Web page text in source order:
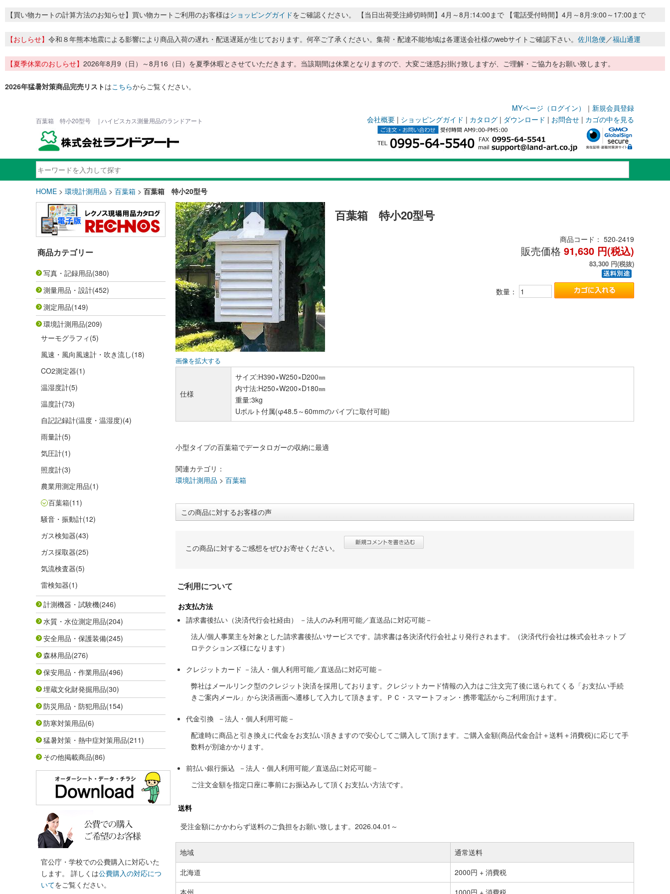
【買い物カートの計算方法のお知らせ】買い物カートご利用のお客様はショッピングガイドをご確認ください。 【当日出荷受注締切時間】4月～8月:14:00まで 【電話受付時間】4月～8月:9:00～17:00まで
【おしらせ】 令和８年熊本地震による影響により商品入荷の遅れ・配送遅延が生じております。何卒ご了承ください。集荷・配達不能地域は各運送会社様のwebサイトご確認下さい。 佐川急便／福山通運
【夏季休業のおしらせ】 2026年8月9（日）～8月16（日）を夏季休暇とさせていただきます。当該期間は休業となりますので、大変ご迷惑お掛け致しますが、ご理解・ご協力をお願い致します。
2026年猛暑対策商品完売リストはこちらからご覧ください。
MYページ（ログイン） ｜ 新規会員登録
百葉箱 特小20型号 | ハイビスカス測量用品のランドアート 会社概要 | ショッピングガイド | カタログ | ダウンロード | お問合せ | カゴの中を見る
HOME > 環境計測用品 > 百葉箱 > 百葉箱 特小20型号
商品カテゴリー
写真・記録用品(380)
測量用品・設計(452)
測定用品(149)
環境計測用品(209)
サーモグラフィ (5)
風速・風向風速計・吹き流し(18)
CO2測定器(1)
温湿度計(5)
温度計(73)
自記記録計(温度・温湿度)(4)
雨量計(5)
気圧計(1)
照度計(3)
農業用測定用品(1)
百葉箱(11)
騒音・振動計(12)
ガス検知器(43)
ガス採取器(25)
気流検査器(5)
雷検知器(1)
計測機器・試験機(246)
水質・水位測定用品(204)
安全用品・保護装備(245)
森林用品(276)
保安用品・作業用品(496)
埋蔵文化財発掘用品(30)
防災用品・防犯用品(154)
防寒対策用品(6)
猛暑対策・熱中症対策用品(211)
その他掲載商品(86)
官公庁・学校での公費購入に対応いた
します。 詳しくは公費購入の対応につ
いてをご覧ください。
画像を拡大する
百葉箱 特小20型号
商品コード： 520-2419
販売価格 91,630 円(税込)
83,300 円(税抜)
数量：
仕様
サイズ:H390×W250×D200㎜
内寸法:H250×W200×D180㎜
重量:3kg
Uボルト付属(φ48.5～60mmのパイプに取付可能)
小型タイプの百葉箱でデータロガーの収納に最適
関連カテゴリ：
環境計測用品 > 百葉箱
この商品に対するお客様の声
この商品に対するご感想をぜひお寄せください。
ご利用について
お支払方法
請求書後払い（決済代行会社経由） －法人のみ利用可能／直送品に対応可能－
法人/個人事業主を対象とした請求書後払いサービスです。請求書は各決済代行会社より発行されます。（決済代行会社は株式会社ネットプ
ロテクションズ様になります）
クレジットカード －法人・個人利用可能／直送品に対応可能－
弊社はメールリンク型のクレジット決済を採用しております。クレジットカード情報の入力はご注文完了後に送られてくる「お支払い手続
きご案内メール」から決済画面へ遷移して入力して頂きます。ＰＣ・スマートフォン・携帯電話からご利用頂けます。
代金引換 －法人・個人利用可能－
配達時に商品と引き換えに代金をお支払い頂きますので安心してご購入して頂けます。ご購入金額(商品代金合計＋送料＋消費税)に応じて手
数料が別途かかります。
前払い銀行振込 －法人・個人利用可能／直送品に対応可能－
ご注文金額を指定口座に事前にお振込みして頂くお支払い方法です。
送料
受注金額にかかわらず送料のご負担をお願い致します。2026.04.01～
地域
通常送料
北海道
2000円 + 消費税
本州
1000円 + 消費税